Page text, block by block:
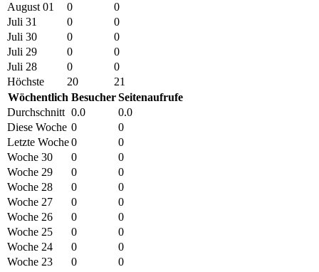
August 01
0
0
Juli 31
0
0
Juli 30
0
0
Juli 29
0
0
Juli 28
0
0
Höchste
20
21
Wöchentlich BesucherSeitenaufrufe
Durchschnitt 0.0
0.0
Diese Woche 0
0
Letzte Woche0
0
Woche 30
0
0
Woche 29
0
0
Woche 28
0
0
Woche 27
0
0
Woche 26
0
0
Woche 25
0
0
Woche 24
0
0
Woche 23
0
0